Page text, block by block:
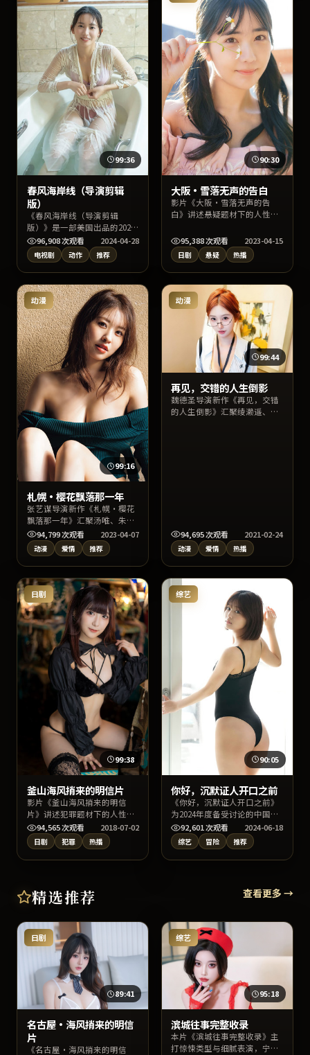
99:36
春风海岸线（导演剪辑
版）
《春风海岸线（导演剪辑
版）》是一部美国出品的2024
年动作电视剧，由奉俊昊执
导，周迅、倪妮、沈腾等主
演。影片以写实叙事呈现人物
抉择与城市肌理，情感张力饱
满，适合在线高清完整观看与
收藏片单。
96,908次观看 2024-04-28
电视剧 动作 推荐
90:30
大阪·雪落无声的告白
影片《大阪·雪落无声的告
白》讲述悬疑题材下的人性明
张译、张子枫、裴斗娜领衔主
演。上线以来口碑稳健，适合
喜爱日本影视与高质量对白的
观众检索收看。
95,388次观看 2023-04-15
日剧 悬疑 热播
动漫
99:16
札幌·樱花飘落那一年
张艺谋导演新作《札幌·樱花
飘落那一年》汇聚汤唯、朱一
龙、菅田将晖等实力阵容，背
景设定于中国台湾当代都市与
边缘社群。作品以爱情叙事切
入社会议题，影像质感出色，
适合关键词检索“爱情”“中
国台湾影视”用户观看。
94,799次观看 2023-04-07
动漫 爱情 推荐
动漫
99:44
再见，交错的人生倒影
魏德圣导演新作《再见，交错
的人生倒影》汇聚绫濑遥、赵
94,695次观看 2021-02-24
动漫 爱情 热播
日剧
99:38
釜山海风捎来的明信片
影片《釜山海风捎来的明信
片》讲述犯罪题材下的人性明
暗与命运交错，陈凯歌执导，
周迅、雷佳音、易烊千玺领衔
主演。上线以来口碑稳健，适
合喜爱日本影视与高质量对白
94,565次观看 2018-07-02
日剧 犯罪 热播
综艺
90:05
你好，沉默证人开口之前
《你好，沉默证人开口之前》
为2024年度备受讨论的中国台
湾冒险片，主演雷佳音、周
迅、梁朝伟与导演魏德圣的合
作火花十足。影片在情节反转
与人物动机刻画上均有亮点，
92,601次观看 2024-06-18
综艺 冒险 推荐
精选推荐 查看更多 →
日剧
89:41
名古屋·海风捎来的明信
片
《名古屋·海风捎来的明信
综艺
95:18
滨城往事完整收录
本片《滨城往事完整收录》主
打惊悚类型与细腻表演，宁浩